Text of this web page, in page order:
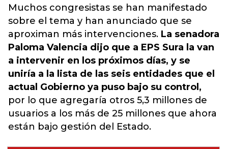
Muchos congresistas se han manifestado
sobre el tema y han anunciado que se
aproximan más intervenciones. La senadora
Paloma Valencia dijo que a EPS Sura la van
a intervenir en los próximos días, y se
uniría a la lista de las seis entidades que el
actual Gobierno ya puso bajo su control,
por lo que agregaría otros 5,3 millones de
usuarios a los más de 25 millones que ahora
están bajo gestión del Estado.